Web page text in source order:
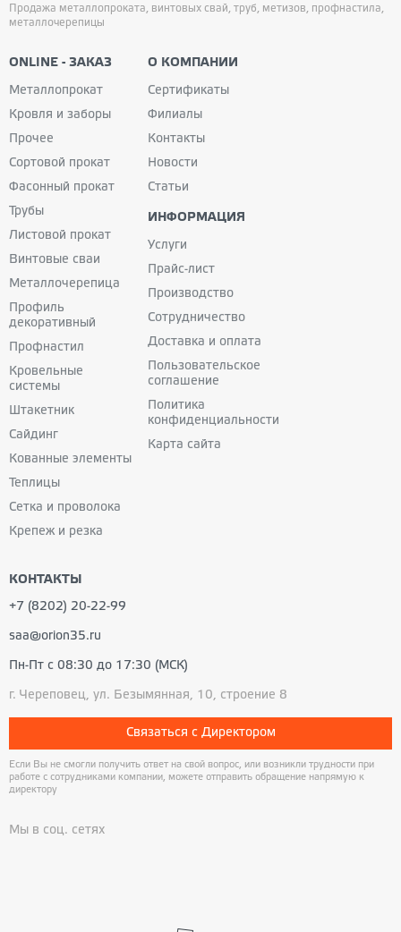
Продажа металлопроката, винтовых свай, труб, метизов, профнастила,
металлочерепицы
ONLINE - ЗАКАЗ
Металлопрокат
Кровля и заборы
Прочее
Сортовой прокат
Фасонный прокат
Трубы
Листовой прокат
Винтовые сваи
Металлочерепица
Профиль
декоративный
Профнастил
Кровельные
системы
Штакетник
Сайдинг
Кованные элементы
Теплицы
Сетка и проволока
Крепеж и резка
О КОМПАНИИ
Сертификаты
Филиалы
Контакты
Новости
Статьи
ИНФОРМАЦИЯ
Услуги
Прайс-лист
Производство
Сотрудничество
Доставка и оплата
Пользовательское
соглашение
Политика
конфиденциальности
Карта сайта
КОНТАКТЫ
+7 (8202) 20-22-99
saa@orion35.ru
Пн-Пт с 08:30 до 17:30 (МСК)
г. Череповец, ул. Безымянная, 10, строение 8
Связаться с Директором
Если Вы не смогли получить ответ на свой вопрос, или возникли трудности при
работе с сотрудниками компании, можете отправить обращение напрямую к
директору
Мы в соц. сетях